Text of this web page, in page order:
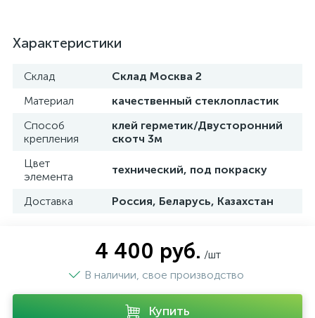
Характеристики
Склад
Склад Москва 2
Материал
качественный стеклопластик
Способ
крепления
клей герметик/Двусторонний
скотч 3м
Цвет
элемента
технический, под покраску
Доставка Россия, Беларусь, Казахстан
4 400 руб. /шт
В наличии, свое производство
Купить